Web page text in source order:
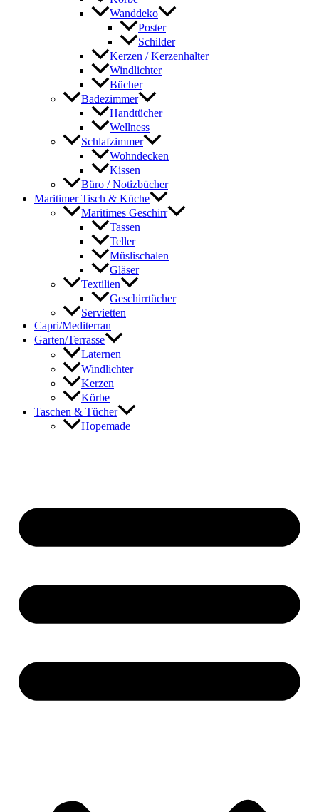
Wanddeko
Poster
Schilder
Kerzen / Kerzenhalter
Windlichter
Bücher
Badezimmer
Handtücher
Wellness
Schlafzimmer
Wohndecken
Kissen
Büro / Notizbücher
Maritimer Tisch & Küche
Maritimes Geschirr
Tassen
Teller
Müslischalen
Gläser
Textilien
Geschirrtücher
Servietten
Capri/Mediterran
Garten/Terrasse
Laternen
Windlichter
Kerzen
Körbe
Taschen & Tücher
Hopemade